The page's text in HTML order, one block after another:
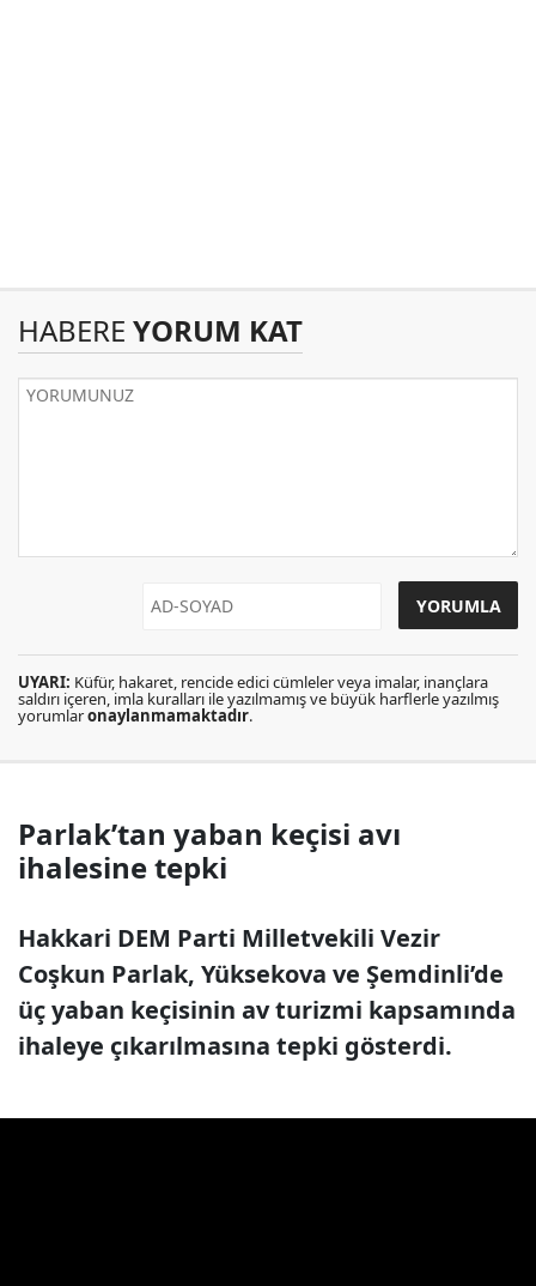
HABERE YORUM KAT
UYARI: Küfür, hakaret, rencide edici cümleler veya imalar, inançlara
saldırı içeren, imla kuralları ile yazılmamış ve büyük harflerle yazılmış
yorumlaronaylanmamaktadır.
Parlak’tan yaban keçisi avı
ihalesine tepki
Hakkari DEM Parti Milletvekili Vezir
Coşkun Parlak, Yüksekova ve Şemdinli’de
üç yaban keçisinin av turizmi kapsamında
ihaleye çıkarılmasına tepki gösterdi.